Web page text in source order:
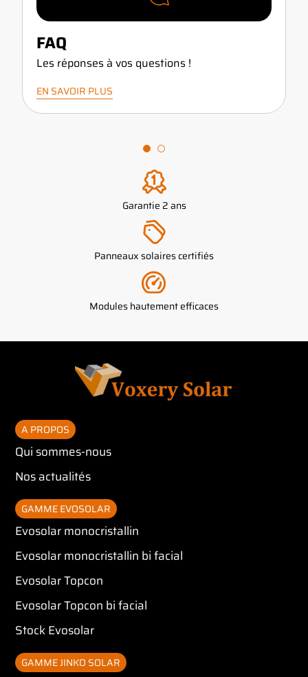
FAQ
Les réponses à vos questions !
EN SAVOIR PLUS
Garantie 2 ans
Panneaux solaires certifiés
Modules hautement efficaces
A PROPOS
Qui sommes-nous
Nos actualités
GAMME EVOSOLAR
Evosolar monocristallin
Evosolar monocristallin bi facial
Evosolar Topcon
Evosolar Topcon bi facial
Stock Evosolar
GAMME JINKO SOLAR